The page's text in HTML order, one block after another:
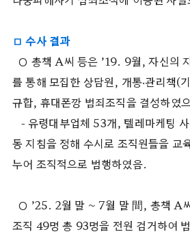
□ 수사 결과
○ 총책 A씨 등은 ’19. 9월, 자신의
를 통해 모집한 상담원, 개통‧관리책(
규합, 휴대폰깡 범죄조직을 결성하였
- 유령대부업체 53개, 텔레마케팅
동 지침을 정해 수시로 조직원들을 교
누어 조직적으로 범행하였음.
○ ’25. 2월 말 ~ 7월 말 間, 총책 A
조직 49명 총 93명을 전원 검거하여